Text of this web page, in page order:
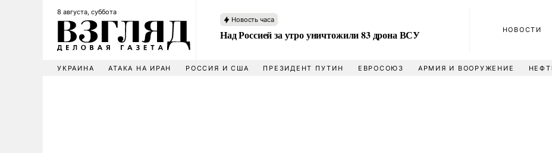
8 августа, суббота
Новость часа
Над Россией за утро уничтожили 83 дрона ВСУ НОВОСТИ
УКРАИНА АТАКА НА ИРАН РОССИЯ И США ПРЕЗИДЕНТ ПУТИН ЕВРОСОЮЗ АРМИЯ И ВООРУЖЕНИЕ